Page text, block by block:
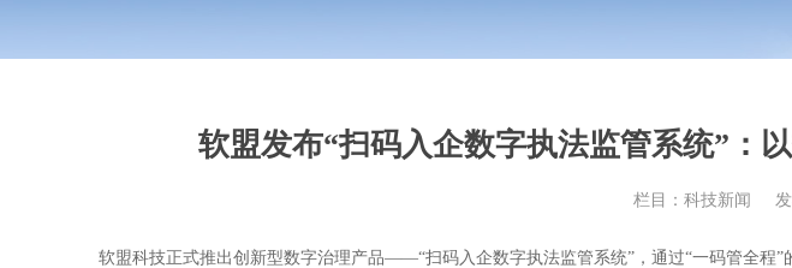
软盟发布“扫码入企数字执法监管系统”：
栏目：科技新闻
软盟科技正式推出创新型数字治理产品——“扫码入企数字执法监管系统”，通过“一码管全程